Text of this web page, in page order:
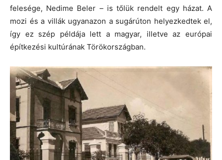
felesége, Nedime Beler – is tőlük rendelt egy házat. A
mozi és a villák ugyanazon a sugárúton helyezkedtek el,
így ez szép példája lett a magyar, illetve az európai
építkezési kultúrának Törökországban.